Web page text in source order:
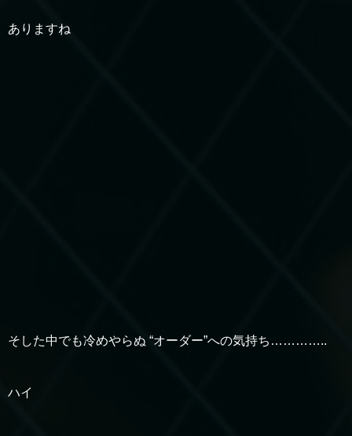
ありますね
そした中でも冷めやらぬ “オーダー”への気持ち…………..
ハイ